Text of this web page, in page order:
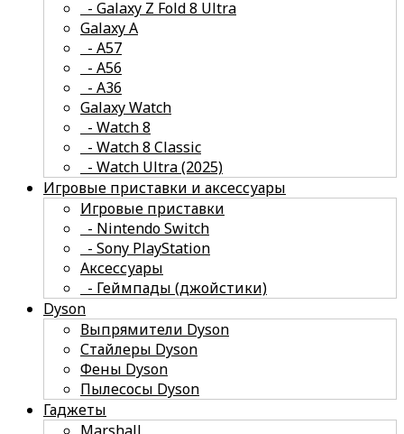
- Galaxy Z Fold 8 Ultra
Galaxy A
- A57
- А56
- А36
Galaxy Watch
- Watch 8
- Watch 8 Classic
- Watch Ultra (2025)
Игровые приставки и аксессуары
Игровые приставки
- Nintendo Switch
- Sony PlayStation
Аксессуары
- Геймпады (джойстики)
Dyson
Выпрямители Dyson
Стайлеры Dyson
Фены Dyson
Пылесосы Dyson
Гаджеты